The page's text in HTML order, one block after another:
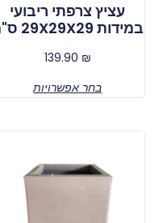
עציץ צרפתי ריבועי
במידות 29X29X29 ס"מ
139.90 ₪
בחר אפשרויות